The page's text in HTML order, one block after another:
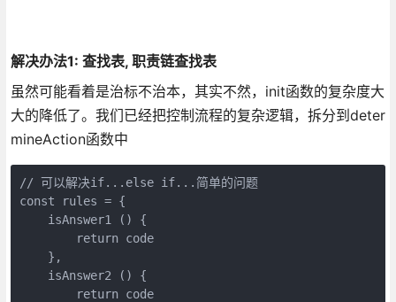
解决办法1: 查找表, 职责链查找表
虽然可能看着是治标不治本，其实不然，init函数的复杂度大
大的降低了。我们已经把控制流程的复杂逻辑，拆分到deter
mineAction函数中
// 可以解决if...else if...简单的问题
const rules = {
    isAnswer1 () {
        return code
    },
    isAnswer2 () {
        return code